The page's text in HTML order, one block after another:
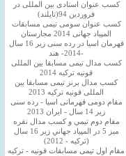
کسب عنوان استادی بین المللی در
فروردین 94(تایلند)
کسب عنوان سومی تیمی مسابقات
المپیاد جهانی 2014 مجارستان
قهرمان اسیا در رده سنی زیر 16 سال
-2014- هند
کسب مدال تیمی مسابقا بین المللی
قونیه ترکیه 2014
کسب مدال برنز تیمی مسابقا بین
المللی قونیه ترکیه 2013
مقام دومی قهرمانی اسیا - رده سنی
زیر 14 سال - ایران 2013
مقام دوم تيمي و كسب مدال نقره
ميز 5 در المپياد جهاني زير 16 سال
(تركيه - 2012)
مقام اول تیمی مسابقات قونیه - ترکیه